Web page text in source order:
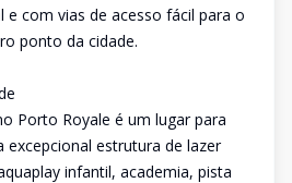
e com vias de acesso fácil para o
ponto da cidade.
Porto Royale é um lugar para
excepcional estrutura de lazer
infantil, academia, pista